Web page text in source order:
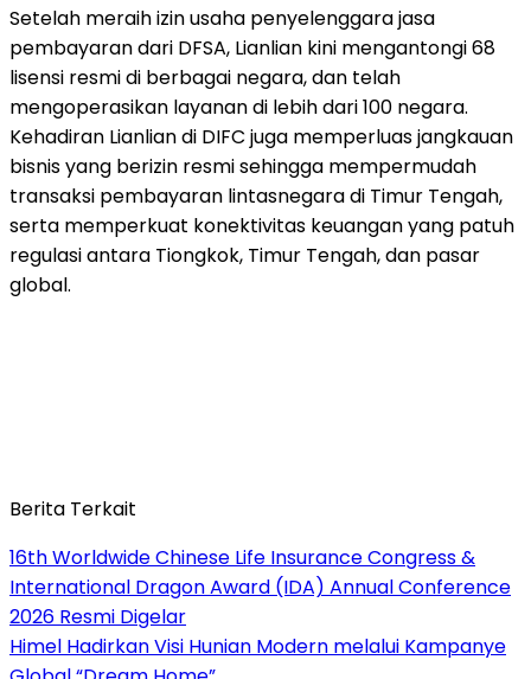
Setelah meraih izin usaha penyelenggara jasa
pembayaran dari DFSA, Lianlian kini mengantongi 68
lisensi resmi di berbagai negara, dan telah
mengoperasikan layanan di lebih dari 100 negara.
Kehadiran Lianlian di DIFC juga memperluas jangkauan
bisnis yang berizin resmi sehingga mempermudah
transaksi pembayaran lintasnegara di Timur Tengah,
serta memperkuat konektivitas keuangan yang patuh
regulasi antara Tiongkok, Timur Tengah, dan pasar
global.
Berita Terkait
16th Worldwide Chinese Life Insurance Congress &
International Dragon Award (IDA) Annual Conference
2026 Resmi Digelar
Himel Hadirkan Visi Hunian Modern melalui Kampanye